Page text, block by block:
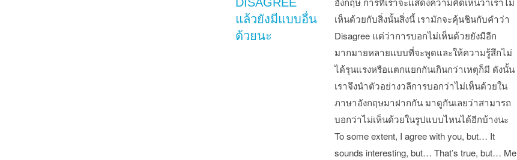
แล้วยังมีแบบอื่น
ด้วยนะ
เห็นด้วยกับสิ่งนั้นสิ่งนี้ เรามักจะคุ้นชินกับคำว่า
Disagree แต่ว่าการบอกไม่เห็นด้วยยังมีอีก
มากมายหลายแบบที่จะพูดและให้ความรู้สึกไม่
ได้รุนแรงหรือแตกแยกกันเกินกว่าเหตุก็มี ดังนั้น
เราจึงนำตัวอย่างวลีการบอกว่าไม่เห็นด้วยใน
ภาษาอังกฤษมาฝากกัน มาดูกันเลยว่าสามารถ
บอกว่าไม่เห็นด้วยในรูปแบบไหนได้อีกบ้างนะ
To some extent, I agree with you, but… It
sounds interesting, but… That’s true, but… Me